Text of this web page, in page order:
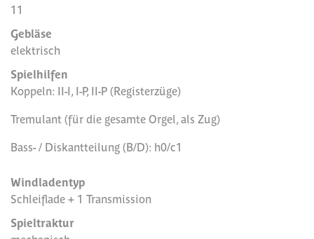
11
Gebläse
elektrisch
Spielhilfen
Koppeln: II-I, I-P, II-P (Registerzüge)
Tremulant (für die gesamte Orgel, als Zug)
Bass- / Diskantteilung (B/D): h0/c1
Windladentyp
Schleiflade + 1 Transmission
Spieltraktur